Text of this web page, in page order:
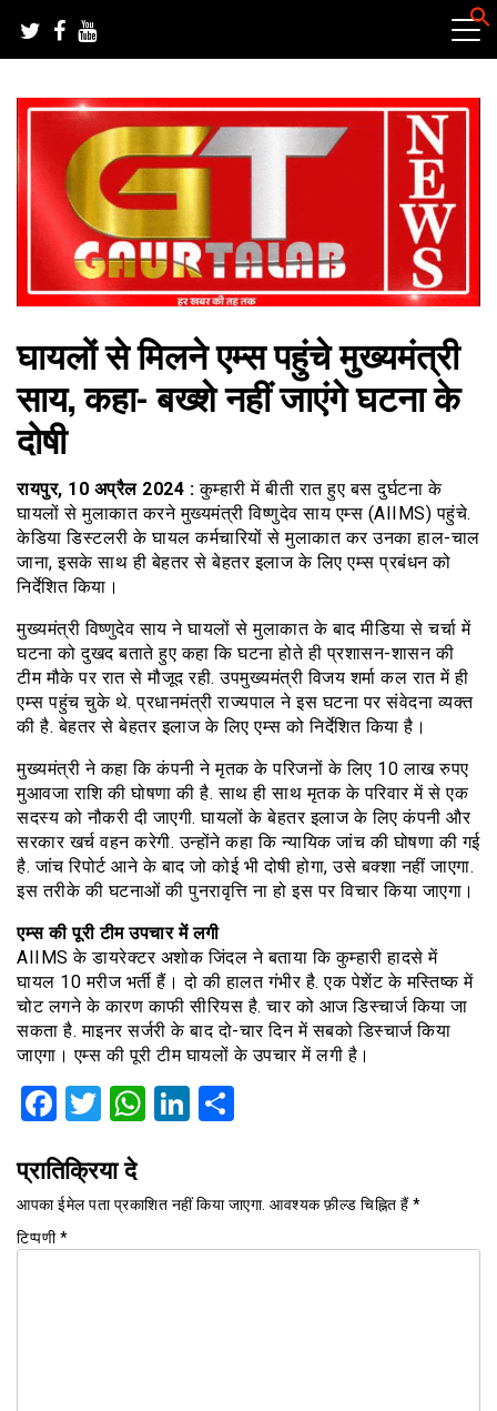
content
गौरतलब न्यूज
घायलों से मिलने एम्स पहुंचे मुख्यमंत्री
साय, कहा- बख्शे नहीं जाएंगे घटना के
दोषी
रायपुर, 10 अप्रैल 2024 :कुम्हारी में बीती रात हुए बस दुर्घटना के
घायलों से मुलाकात करने मुख्यमंत्री विष्णुदेव साय एम्स (AIIMS) पहुंचे.
केडिया डिस्टलरी के घायल कर्मचारियों से मुलाकात कर उनका हाल-चाल
जाना, इसके साथ ही बेहतर से बेहतर इलाज के लिए एम्स प्रबंधन को
निर्देशित किया।
मुख्यमंत्री विष्णुदेव साय ने घायलों से मुलाकात के बाद मीडिया से चर्चा में
घटना को दुखद बताते हुए कहा कि घटना होते ही प्रशासन-शासन की
टीम मौके पर रात से मौजूद रही. उपमुख्यमंत्री विजय शर्मा कल रात में ही
एम्स पहुंच चुके थे. प्रधानमंत्री राज्यपाल ने इस घटना पर संवेदना व्यक्त
की है. बेहतर से बेहतर इलाज के लिए एम्स को निर्देशित किया है।
मुख्यमंत्री ने कहा कि कंपनी ने मृतक के परिजनों के लिए 10 लाख रुपए
मुआवजा राशि की घोषणा की है. साथ ही साथ मृतक के परिवार में से एक
सदस्य को नौकरी दी जाएगी. घायलों के बेहतर इलाज के लिए कंपनी और
सरकार खर्च वहन करेगी. उन्होंने कहा कि न्यायिक जांच की घोषणा की गई
है. जांच रिपोर्ट आने के बाद जो कोई भी दोषी होगा, उसे बक्शा नहीं जाएगा.
इस तरीके की घटनाओं की पुनरावृत्ति ना हो इस पर विचार किया जाएगा।
एम्स की पूरी टीम उपचार में लगी
AIIMS के डायरेक्टर अशोक जिंदल ने बताया कि कुम्हारी हादसे में
घायल 10 मरीज भर्ती हैं। दो की हालत गंभीर है. एक पेशेंट के मस्तिष्क में
चोट लगने के कारण काफी सीरियस है. चार को आज डिस्चार्ज किया जा
सकता है. माइनर सर्जरी के बाद दो-चार दिन में सबको डिस्चार्ज किया
जाएगा। एम्स की पूरी टीम घायलों के उपचार में लगी है।
Facebook
Twitter
WhatsApp
LinkedIn
प्रातिक्रिया दे
आपका ईमेल पता प्रकाशित नहीं किया जाएगा. आवश्यक फ़ील्ड चिह्नित हैं*
टिप्पणी*